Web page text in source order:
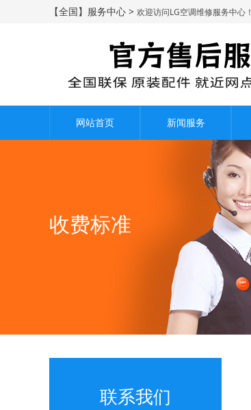
【全国】服务中心 > 欢迎访问LG空调维修服务中心！
网站首页 新闻服务
收费标准
联系我们